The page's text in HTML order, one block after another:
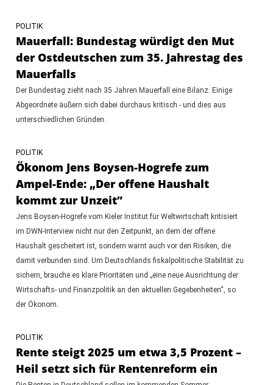
POLITIK
Mauerfall: Bundestag würdigt den Mut
der Ostdeutschen zum 35. Jahrestag des
Mauerfalls
Der Bundestag zieht nach 35 Jahren Mauerfall eine Bilanz. Einige
Abgeordnete äußern sich dabei durchaus kritisch - und dies aus
unterschiedlichen Gründen.
POLITIK
Ökonom Jens Boysen-Hogrefe zum
Ampel-Ende: „Der offene Haushalt
kommt zur Unzeit”
Jens Boysen-Hogrefe vom Kieler Institut für Weltwirtschaft kritisiert
im DWN-Interview nicht nur den Zeitpunkt, an dem der offene
Haushalt gescheitert ist, sondern warnt auch vor den Risiken, die
damit verbunden sind. Um Deutschlands fiskalpolitische Stabilität zu
sichern, brauche es klare Prioritäten und „eine neue Ausrichtung der
Wirtschafts- und Finanzpolitik an den aktuellen Gegebenheiten“, so
der Ökonom.
POLITIK
Rente steigt 2025 um etwa 3,5 Prozent –
Heil setzt sich für Rentenreform ein